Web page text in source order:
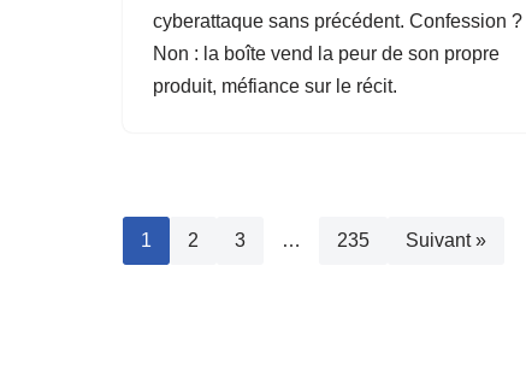
cyberattaque sans précédent. Confession ?
Non : la boîte vend la peur de son propre
produit, méfiance sur le récit.
1 2 3 … 235 Suivant »